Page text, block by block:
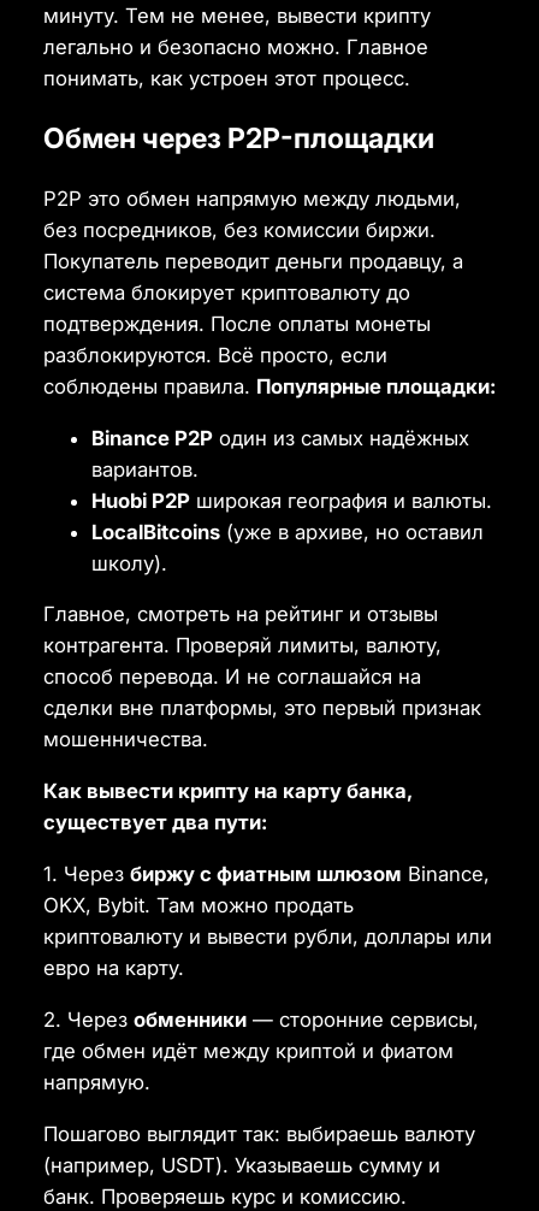
минуту. Тем не менее, вывести крипту
легально и безопасно можно. Главное
понимать, как устроен этот процесс.
Обмен через P2P-площадки
P2P это обмен напрямую между людьми,
без посредников, без комиссии биржи.
Покупатель переводит деньги продавцу, а
система блокирует криптовалюту до
подтверждения. После оплаты монеты
разблокируются. Всё просто, если
соблюдены правила. Популярные площадки:
Binance P2Pодин из самых надёжных
вариантов.
Huobi P2Pширокая география и валюты.
LocalBitcoins(уже в архиве, но оставил
школу).
Главное, смотреть на рейтинг и отзывы
контрагента. Проверяй лимиты, валюту,
способ перевода. И не соглашайся на
сделки вне платформы, это первый признак
мошенничества.
Как вывести крипту на карту банка,
существует два пути:
1. Через биржу с фиатным шлюзом Binance,
OKX, Bybit. Там можно продать
криптовалюту и вывести рубли, доллары или
евро на карту.
2. Через обменники— сторонние сервисы,
где обмен идёт между криптой и фиатом
напрямую.
Пошагово выглядит так: выбираешь валюту
(например, USDT). Указываешь сумму и
банк. Проверяешь курс и комиссию.